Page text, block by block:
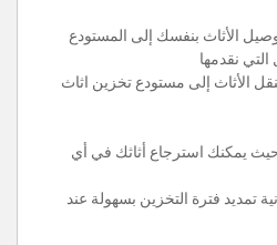
الأثاث بنفسك إلى المستودع
نقدمها
الأثاث إلى مستودع تخزين اثاث
حيث يمكنك استرجاع أثاثك في أي
تمديد فترة التخزين بسهولة عند